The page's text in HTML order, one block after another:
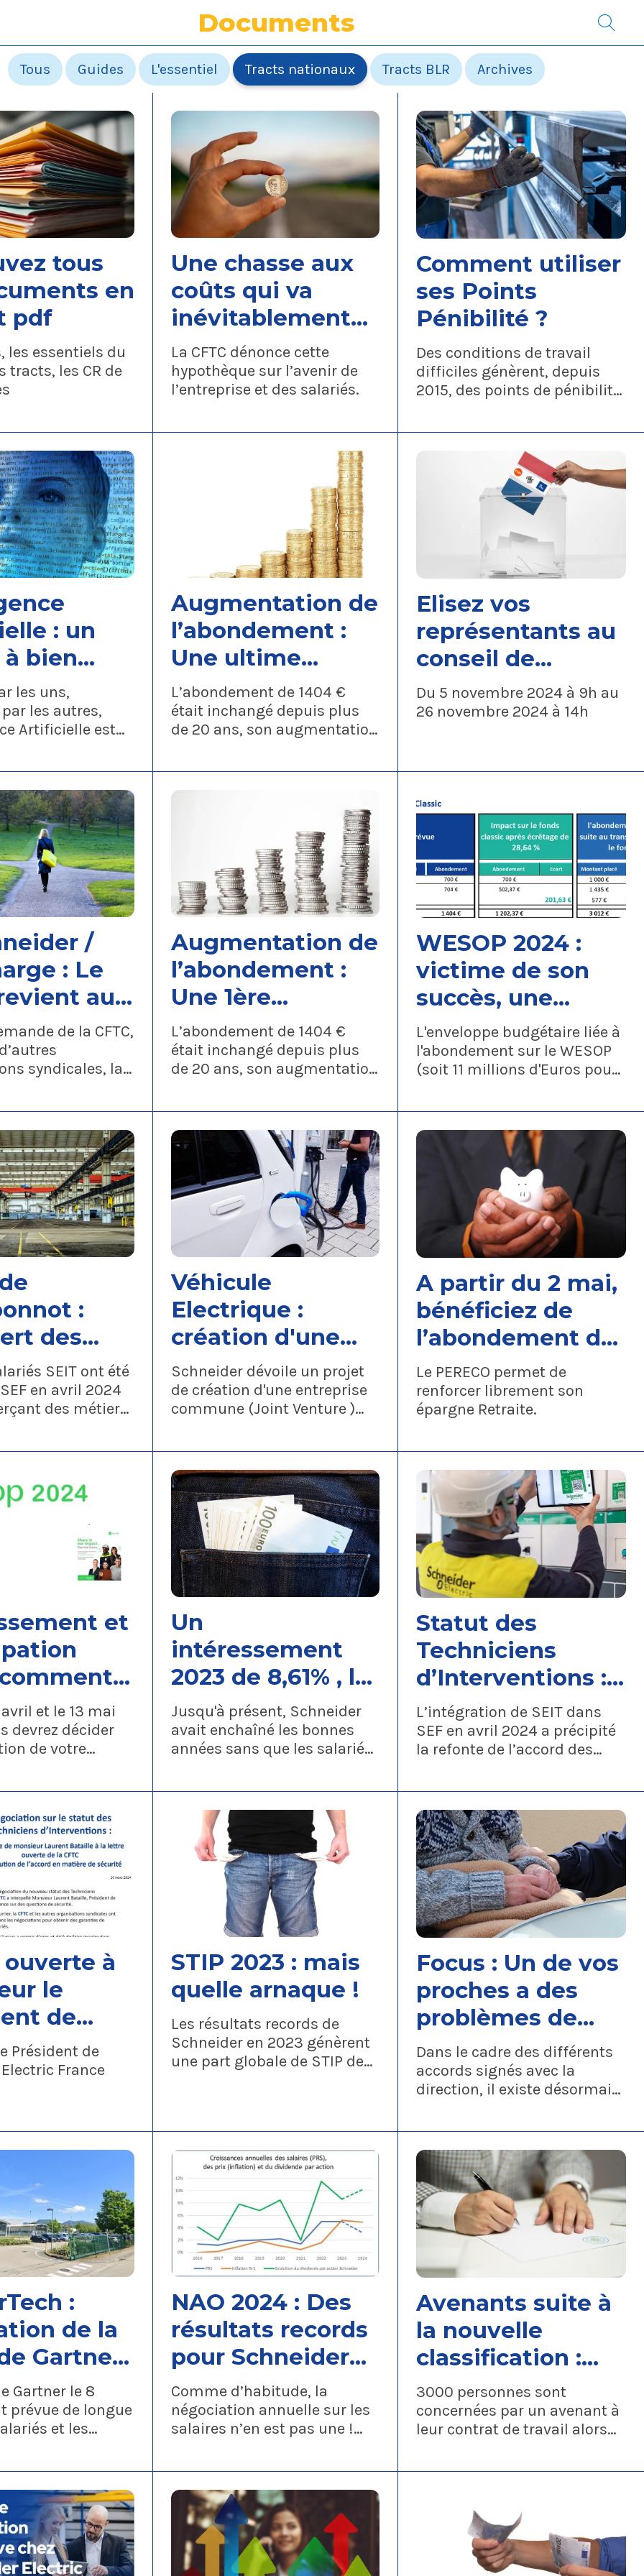
Documents
Tous Guides L'essentiel Tracts nationaux Tracts BLR Archives
tous
en
pdf
les essentiels du
tracts, les CR de
Une chasse aux
coûts qui va
inévitablement
pénaliser le long-
terme
La CFTC dénonce cette
hypothèque sur l’avenir de
l’entreprise et des salariés.
Comment utiliser
ses Points
Pénibilité ?
Des conditions de travail
difficiles génèrent, depuis
2015, des points de pénibilité
: un
bien
les uns,
les autres,
Artificielle est
par les IA
(ChatGPT,
Mistral Le
Augmentation de
l’abondement :
Une ultime
proposition de la
Direction de 1800
€
L’abondement de 1404 €
était inchangé depuis plus
de 20 ans, son augmentation
portées par la CFTC depuis de
nombreuses années.
Elisez vos
représentants au
conseil de
surveillance du
FCPE
Du 5 novembre 2024 à 9h au
26 novembre 2024 à 14h
/
: Le
aux
de la CFTC,
syndicales, la
Augmentation de
l’abondement :
Une 1ère
proposition à
1700 €
L’abondement de 1404 €
était inchangé depuis plus
de 20 ans, son augmentation
WESOP 2024 :
victime de son
succès, une
partie des fonds
sera réaffectée
L'enveloppe budgétaire liée à
l'abondement sur le WESOP
(soit 11 millions d'Euros pour
territoire France) a été
dépassée, puisque les
sommes versées ont généré
un abondement de 12,3
millions d'Euros soit 1,3
million au dessus du budget.
:
des
et
du site
trimestre
SEIT ont été
en avril 2024
des métiers
Véhicule
Electrique :
création d'une
Joint Venture
avec le Chinois
Star Charge !
Quel avenir pour
les salariés ?
Schneider dévoile un projet
de création d'une entreprise
commune (Joint Venture )
A partir du 2 mai,
bénéficiez de
l’abondement de
800 € sur le
PERECO (Plan
d’Epargne
REtraite
COllectif)
Le PERECO permet de
renforcer librement son
épargne Retraite.
et
hors
?
et le 13 mai
devrez décider
de votre
Un
intéressement
2023 de 8,61% , le
plus haut depuis
2008, enfin en
ligne avec les
résultats de
Schneider
Jusqu'à présent, Schneider
avait enchaîné les bonnes
années sans que les salariés
Participation.
Statut des
Techniciens
d’Interventions :
La CFTC signe le
nouvel accord
L’intégration de SEIT dans
SEF en avril 2024 a précipité
la refonte de l’accord des
y avait un besoin de rendre
homogènes deux statuts très
différents
à
le
de
France,
Président de
France
STIP 2023 : mais
quelle arnaque !
Les résultats records de
Schneider en 2023 génèrent
une part globale de STIP de
sous cette apparente
générosité ?
Focus : Un de vos
proches a des
problèmes de
santé,
d’autonomie... ?
Dans le cadre des différents
accords signés avec la
direction, il existe désormais
dispositifs pour vous aider à
mieux gérer ces moments
difficiles, en combinant
travail et vie personnelle et
en limitant l’impact financier
qui pourrait en résulter.
:
de la
Gartner,
!
Gartner le 8
prévue de longue
et les
conditions et
le savoir-
de ce site
NAO 2024 : Des
résultats records
pour Schneider
mais pas de
redistribution
équitable pour
les salariés !
Comme d’habitude, la
négociation annuelle sur les
salaires n’en est pas une !
beaucoup plus noir qu’il ne
l’est, malgré des résultats
attendus encore
exceptionnels.
Avenants suite à
la nouvelle
classification :
Examinez votre
situation avant
de signer !
3000 personnes sont
concernées par un avenant à
leur contrat de travail alors
par la direction sont encore
été communiqués sans le
contenu réel de chaque